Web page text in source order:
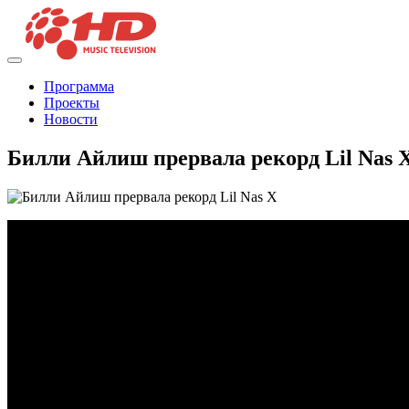
Программа
Проекты
Новости
Билли Айлиш прервала рекорд Lil Nas